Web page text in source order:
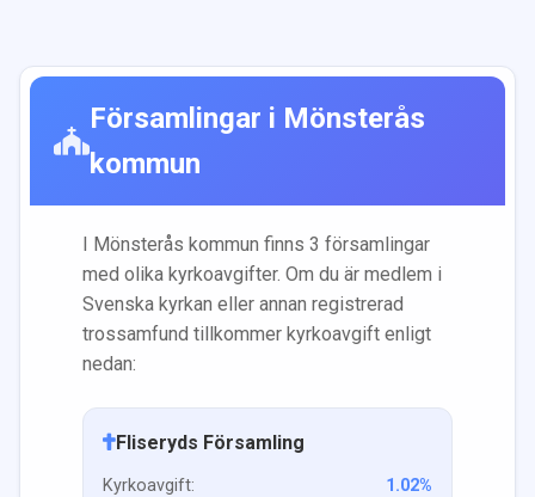
Församlingar i Mönsterås
kommun
I Mönsterås kommun finns 3 församlingar
med olika kyrkoavgifter. Om du är medlem i
Svenska kyrkan eller annan registrerad
trossamfund tillkommer kyrkoavgift enligt
nedan:
Fliseryds Församling
Kyrkoavgift: 1.02%